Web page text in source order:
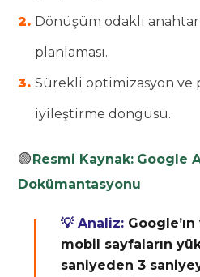
Dönüşüm odaklı
planlaması.
Sürekli optimizasyon ve
iyileştirme döngüsü.
🟢 Resmi Kaynak: Google
Dokümantasyonu
💡 Analiz:
mobil sayfaların
saniyeden 3